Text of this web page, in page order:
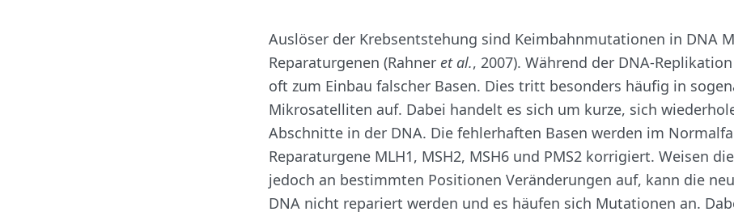
Auslöser der Krebsentstehung sind Keimbahnmutationen in DNA
Reparaturgenen (Rahner et al., 2007). Während der DNA-
oft zum Einbau falscher Basen. Dies tritt besonders häufig in
Mikrosatelliten auf. Dabei handelt es sich um kurze, sich
Abschnitte in der DNA. Die fehlerhaften Basen werden im
Reparaturgene MLH1, MSH2, MSH6 und PMS2 korrigiert. Weisen
jedoch an bestimmten Positionen Veränderungen auf, kann die
DNA nicht repariert werden und es häufen sich Mutationen an.